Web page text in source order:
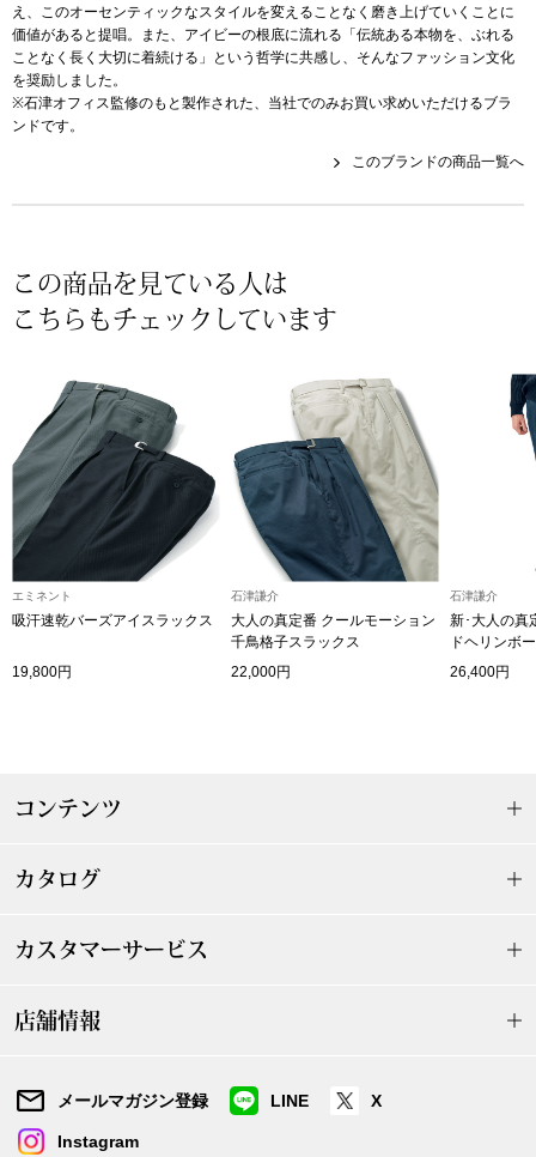
ランド
すべて見る
ール／酒
【特集】
【特集】
RUGLOG 2026
アウター
ジャケット
コート
ブルゾン
え、このオーセンティックなスタイルを変えることなく磨き上げていくことに
価値があると提唱。また、アイビーの根底に流れる「伝統ある本物を、ぶれる
ことなく長く大切に着続ける」という哲学に共感し、そんなファッション文化
を奨励しました。
※石津オフィス監修のもと製作された、当社でのみお買い求めいただけるブラ
ンドです。
このブランドの商品一覧へ
この商品を見ている人は
こちらもチェックしています
エミネント
吸汗速乾バーズアイスラックス
19,800円
石津謙介
大人の真定番 クールモーション
千鳥格子スラックス
22,000円
石津謙介
新･大人の真
ドヘリンボ
26,400円
コンテンツ
カタログ
カスタマーサービス
店舗情報
メールマガジン登録 LINE X
Instagram